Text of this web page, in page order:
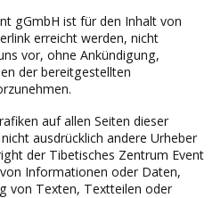
gGmbH ist für den Inhalt von
erreicht werden, nicht
vor, ohne Ankündigung,
der bereitgestellten
auf allen Seiten dieser
ausdrücklich andere Urheber
der Tibetisches Zentrum Event
Informationen oder Daten,
von Texten, Textteilen oder